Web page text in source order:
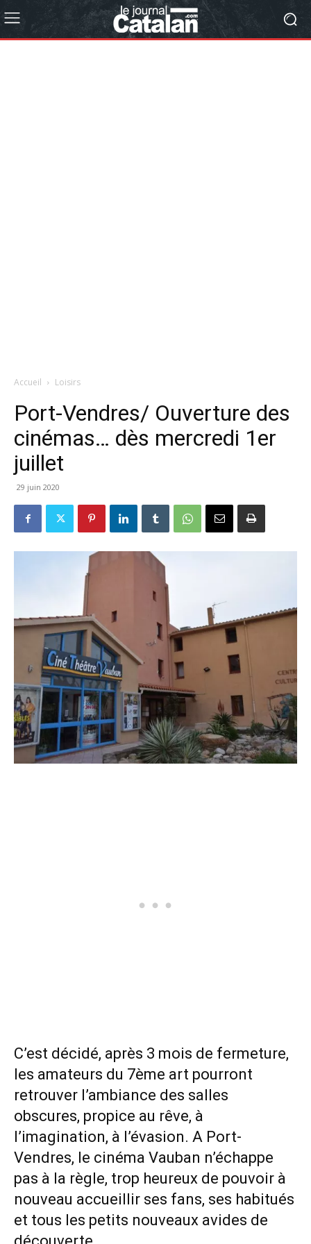
Accueil Loisirs
Port-Vendres/ Ouverture des
cinémas… dès mercredi 1er
juillet
29 juin 2020
C’est décidé, après 3 mois de fermeture,
les amateurs du 7ème art pourront
retrouver l’ambiance des salles
obscures, propice au rêve, à
l’imagination, à l’évasion. A Port-
Vendres, le cinéma Vauban n’échappe
pas à la règle, trop heureux de pouvoir à
nouveau accueillir ses fans, ses habitués
et tous les petits nouveaux avides de